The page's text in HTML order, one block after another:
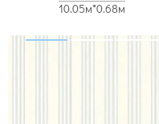
10.05м*0.68м